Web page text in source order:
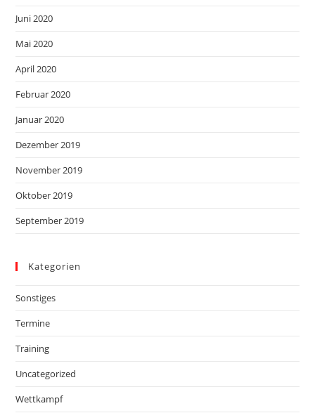
Juni 2020
Mai 2020
April 2020
Februar 2020
Januar 2020
Dezember 2019
November 2019
Oktober 2019
September 2019
Kategorien
Sonstiges
Termine
Training
Uncategorized
Wettkampf